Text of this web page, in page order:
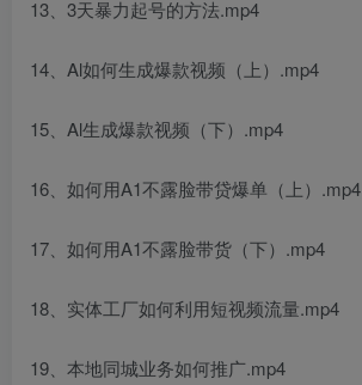
13、3天暴力起号的方法.mp4
14、Al如何生成爆款视频（上）.mp4
15、Al生成爆款视频（下）.mp4
16、如何用A1不露脸带贷爆单（上）.mp4
17、如何用A1不露脸带货（下）.mp4
18、实体工厂如何利用短视频流量.mp4
19、本地同城业务如何推广.mp4